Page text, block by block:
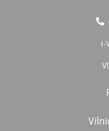
I-